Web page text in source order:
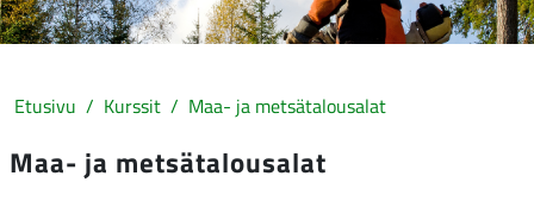
Etusivu Kurssit Maa- ja metsätalousalat
Maa- ja metsätalousalat